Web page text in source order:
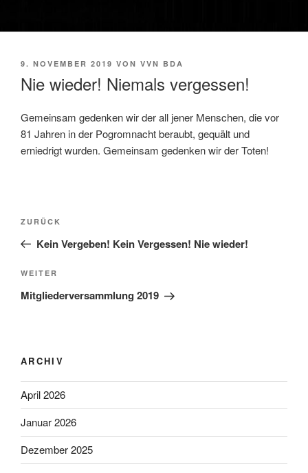
VERÖFFENTLICHT
9. NOVEMBER 2019 VON VVN BDA
Nie wieder! Niemals vergessen!
Gemeinsam gedenken wir der all jener Menschen, die vor
81 Jahren in der Pogromnacht beraubt, gequält und
erniedrigt wurden. Gemeinsam gedenken wir der Toten!
Beitragsnavigation
Vorheriger
Beitrag
ZURÜCK
Kein Vergeben! Kein Vergessen! Nie wieder!
Nächster
Beitrag
WEITER
Mitgliederversammlung 2019
ARCHIV
April 2026
Januar 2026
Dezember 2025